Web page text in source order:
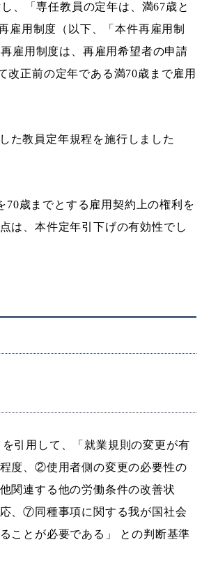
、「専任教員の定年は、満67歳と
雇用制度（以下、「本件再雇用制
雇用制度は、再雇用希望者の申請
改正前の定年である満70歳まで雇用
た教員定年規程を施行しました
歳までとする雇用契約上の権利を
は、本件定年引下げの有効性でし
引用して、「就業規則の変更が有
度、②使用者側の変更の必要性の
関連する他の労働条件の改善状
、⑦同種事項に関する我が国社会
ことが必要である」 との判断基準